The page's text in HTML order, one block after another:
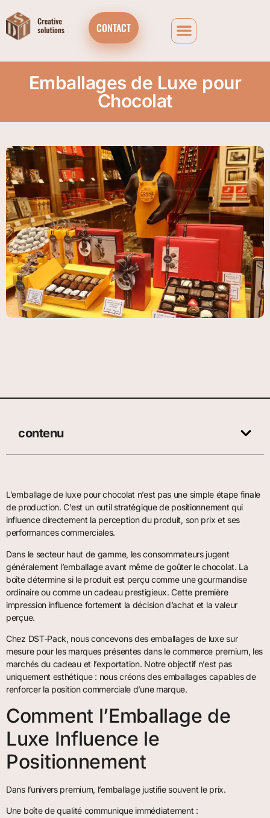
CONTACT
Emballages de Luxe pour
Chocolat
contenu
L’emballage de luxe pour chocolat n’est pas une simple étape finale
de production. C’est un outil stratégique de positionnement qui
influence directement la perception du produit, son prix et ses
performances commerciales.
Dans le secteur haut de gamme, les consommateurs jugent
généralement l’emballage avant même de goûter le chocolat. La
boîte détermine si le produit est perçu comme une gourmandise
ordinaire ou comme un cadeau prestigieux. Cette première
impression influence fortement la décision d’achat et la valeur
perçue.
Chez DST-Pack, nous concevons des emballages de luxe sur
mesure pour les marques présentes dans le commerce premium, les
marchés du cadeau et l’exportation. Notre objectif n’est pas
uniquement esthétique : nous créons des emballages capables de
renforcer la position commerciale d’une marque.
Comment l’Emballage de
Luxe Influence le
Positionnement
Dans l’univers premium, l’emballage justifie souvent le prix.
Une boîte de qualité communique immédiatement :